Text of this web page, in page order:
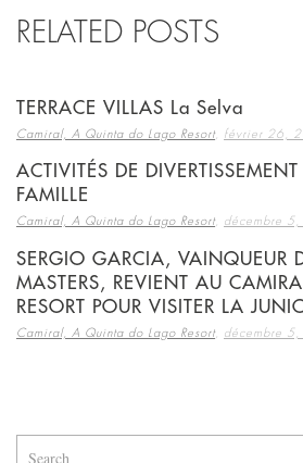
RELATED POSTS
TERRACE VILLAS La Selva
Camiral, A Quinta do Lago Resort, février 26,
ACTIVITÉS DE
FAMILLE
Camiral, A Quinta do Lago Resort, décembre
SERGIO GARCIA, VAINQUEUR
MASTERS, REVIENT AU
RESORT POUR VISITER LA
Camiral, A Quinta do Lago Resort, décembre